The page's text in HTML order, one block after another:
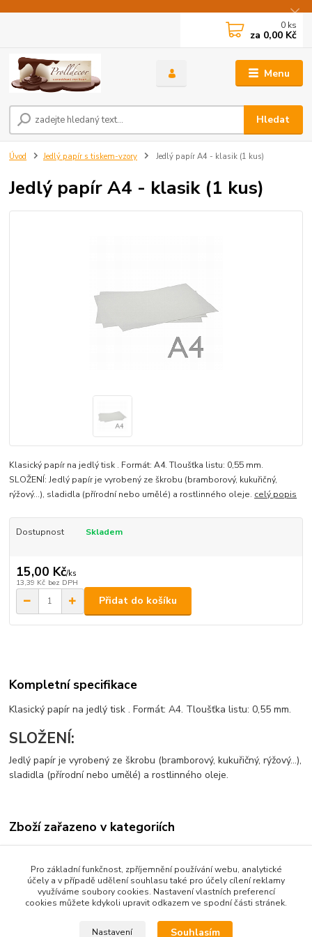
Menu
Hledat
0 ks
za 0,00 Kč
Úvod Jedlý papír s tiskem-vzory Jedlý papír A4 - klasik (1 kus)
Jedlý papír A4 - klasik (1 kus)
Klasický papír na jedlý tisk . Formát: A4. Tloušťka listu: 0,55 mm.
SLOŽENÍ: Jedlý papír je vyrobený ze škrobu (bramborový, kukuřičný,
rýžový…), sladidla (přírodní nebo umělé) a rostlinného oleje. celý popis
Dostupnost Skladem
15,00 Kč/ks
13,39 Kč bez DPH
Přidat do košíku
Kompletní specifikace
Klasický papír na jedlý tisk . Formát: A4. Tloušťka listu: 0,55 mm.
SLOŽENÍ:
Jedlý papír je vyrobený ze škrobu (bramborový, kukuřičný, rýžový…),
sladidla (přírodní nebo umělé) a rostlinného oleje.
Zboží zařazeno v kategoriích
vystavit kupujícímu účtenku. Zároveň je povinen zaevidovat
Pro základní funkčnost, zpříjemnění používání webu, analytické
účely a v případě udělení souhlasu také pro účely cílení reklamy
využíváme soubory cookies. Nastavení vlastních preferencí
cookies můžete kdykoli upravit odkazem ve spodní části stránek.
Nastavení Souhlasím